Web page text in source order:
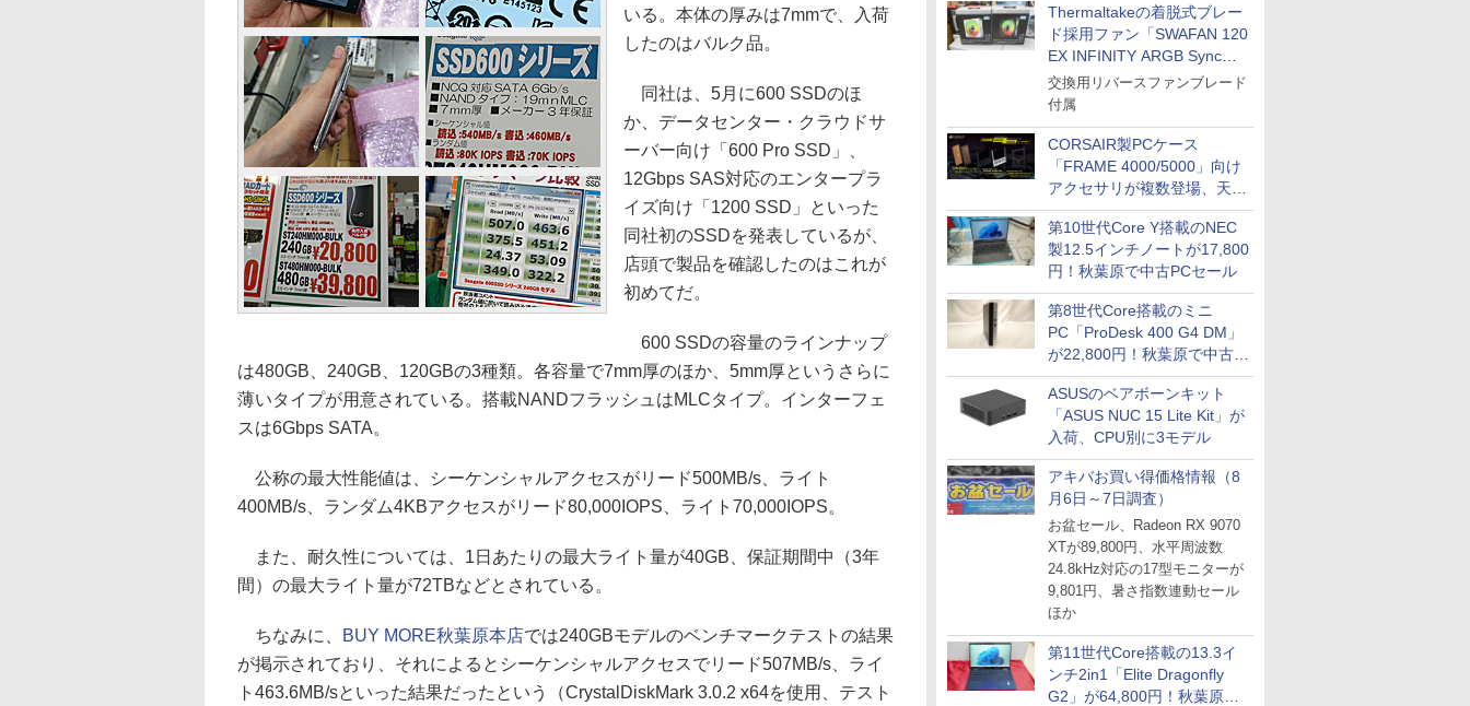
Thermaltakeの着脱式ブレー
ド採用ファン「SWAFAN 120
EX INFINITY ARGB Sync」
に単品パッケージ
交換用リバースファンブレード
付属
CORSAIR製PCケース
「FRAME 4000/5000」向け
アクセサリが複数登場、天然
木製パネルや背面コネクタ対
応トレイなど
第10世代Core Y搭載のNEC
製12.5インチノートが17,800
円！秋葉原で中古PCセール
第8世代Core搭載のミニ
PC「ProDesk 400 G4 DM」
が22,800円！秋葉原で中古
PCセール
ASUSのベアボーンキット
「ASUS NUC 15 Lite Kit」が
入荷、CPU別に3モデル
アキバお買い得価格情報（8
月6日～7日調査）
お盆セール、Radeon RX 9070
XTが89,800円、水平周波数
24.8kHz対応の17型モニターが
9,801円、暑さ指数連動セール
ほか
第11世代Core搭載の13.3イ
ンチ2in1「Elite Dragonfly
G2」が64,800円！秋葉原で
いる。本体の厚みは7mmで、入荷
したのはバルク品。
同社は、5月に600 SSDのほ
か、データセンター・クラウドサ
ーバー向け「600 Pro SSD」、
12Gbps SAS対応のエンタープラ
イズ向け「1200 SSD」といった
同社初のSSDを発表しているが、
店頭で製品を確認したのはこれが
初めてだ。
600 SSDの容量のラインナップ
は480GB、240GB、120GBの3種類。各容量で7mm厚のほか、5mm厚というさらに
薄いタイプが用意されている。搭載NANDフラッシュはMLCタイプ。インターフェ
スは6Gbps SATA。
公称の最大性能値は、シーケンシャルアクセスがリード500MB/s、ライト
400MB/s、ランダム4KBアクセスがリード80,000IOPS、ライト70,000IOPS。
また、耐久性については、1日あたりの最大ライト量が40GB、保証期間中（3年
間）の最大ライト量が72TBなどとされている。
ちなみに、 BUY MORE秋葉原本店では240GBモデルのベンチマークテストの結果
が掲示されており、それによるとシーケンシャルアクセスでリード507MB/s、ライ
ト463.6MB/sといった結果だったという（CrystalDiskMark 3.0.2 x64を使用、テスト